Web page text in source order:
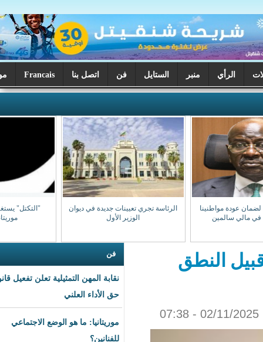
الستايل فن اتصل بنا Francais موريتانيا اليوم
الرئاسة تجري تعيينات جديدة في ديوان
"التكتل" يستغرب تكرر استهداف
نقابة المهن التمثيلية تعلن تفعيل قانون
موريتانيا: ما هو الوضع الاجتماعي